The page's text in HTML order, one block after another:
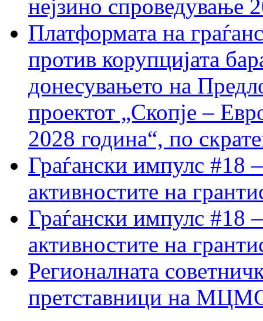
нејзино спроведување
Платформата на
против корупцијата
донесувањето на
проектот „Скопје –
2028 година“, по
Граѓански импулс #18
активностите на
Граѓански импулс #18
активностите на
Регионалната
претставници на МЦМС